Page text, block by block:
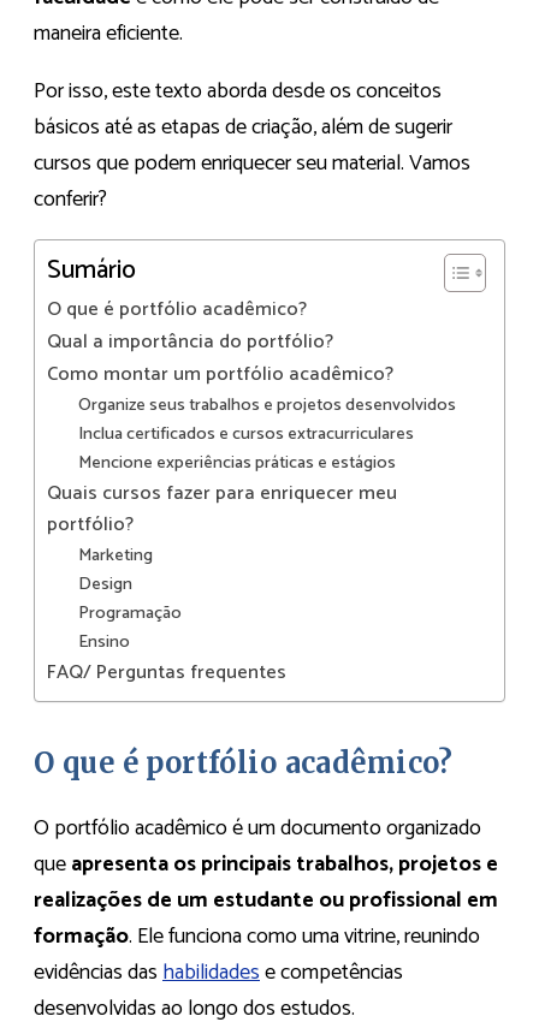
maneira eficiente.
Por isso, este texto aborda desde os conceitos
básicos até as etapas de criação, além de sugerir
cursos que podem enriquecer seu material. Vamos
conferir?
Sumário
O que é portfólio acadêmico?
Qual a importância do portfólio?
Como montar um portfólio acadêmico?
Organize seus trabalhos e projetos desenvolvidos
Inclua certificados e cursos extracurriculares
Mencione experiências práticas e estágios
Quais cursos fazer para enriquecer meu
portfólio?
Marketing
Design
Programação
Ensino
FAQ/ Perguntas frequentes
O que é portfólio acadêmico?
O portfólio acadêmico é um documento organizado
queapresenta os principais trabalhos, projetos e
realizações de um estudante ou profissional em
formação. Ele funciona como uma vitrine, reunindo
evidências dashabilidadese competências
desenvolvidas ao longo dos estudos.